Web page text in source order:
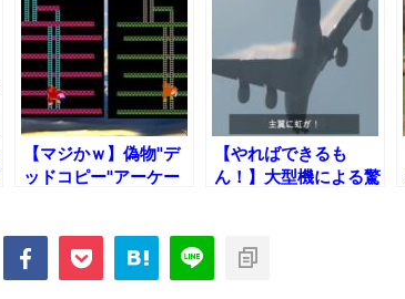
【マジかｗ】偽物"デ
ッドコピー"アーケー
【やればできるも
ん！】大型機による驚